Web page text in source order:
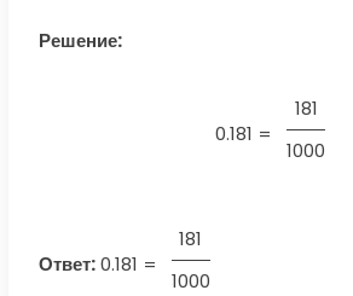
Решение:
0.181 =
181
1000
Ответ: 0.181 =
181
1000